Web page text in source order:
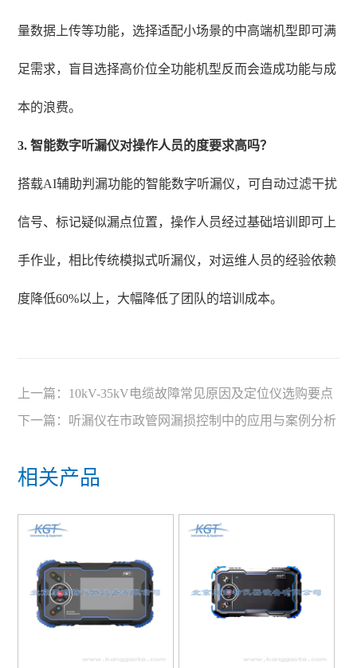
量数据上传等功能，选择适配小场景的中高端机型即可满
足需求，盲目选择高价位全功能机型反而会造成功能与成
本的浪费。
3. 智能数字听漏仪对操作人员的度要求高吗？
搭载AI辅助判漏功能的智能数字听漏仪，可自动过滤干扰
信号、标记疑似漏点位置，操作人员经过基础培训即可上
手作业，相比传统模拟式听漏仪，对运维人员的经验依赖
度降低60%以上，大幅降低了团队的培训成本。
上一篇： 10kV-35kV电缆故障常见原因及定位仪选购要点
下一篇： 听漏仪在市政管网漏损控制中的应用与案例分析
相关产品